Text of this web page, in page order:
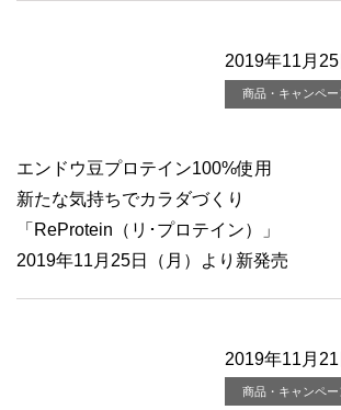
2019年11月25
商品・キャンペー
エンドウ豆プロテイン100%使用
新たな気持ちでカラダづくり
「ReProtein（リ･プロテイン）」
2019年11月25日（月）より新発売
2019年11月21
商品・キャンペー